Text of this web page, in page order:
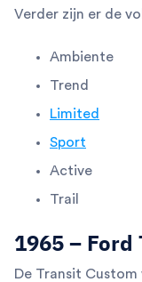
Verder zijn er de
Ambiente
Trend
Limited
Sport
Active
Trail
1965 – Ford
De Transit